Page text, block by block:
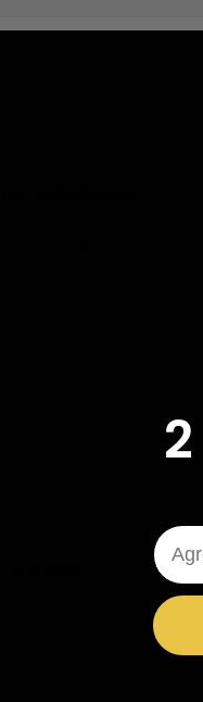
24h, me pedí unas
genial. Al principio
sitios me
ahora solo compraré
atentos
He comprado 5
unas Uptempo
Súper
Email